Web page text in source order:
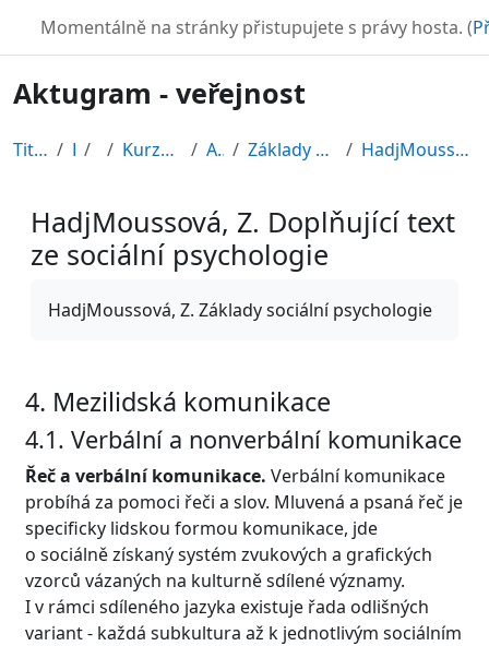
TURBO
Momentálně na stránky přistupujete s právy hosta. (
Aktugram - veřejnost
Titulní stránka Kurzy CDV Kurzy připravené v rámci ESF AKTUGRAM Základy psychologie, sociální psychologie HadjMoussová, Z. Doplňující text ze sociální psych...
HadjMoussová, Z. Doplňující text
ze sociální psychologie
HadjMoussová, Z. Základy sociální psychologie
4. Mezilidská komunikace
4.1. Verbální a nonverbální komunikace
Řeč a verbální komunikace. Verbální komunikace
probíhá za pomoci řeči a slov. Mluvená a psaná řeč je
specificky lidskou formou komunikace, jde
o sociálně získaný systém zvukových a grafických
vzorců vázaných na kulturně sdílené významy.
I v rámci sdíleného jazyka existuje řada odlišných
variant - každá subkultura až k jednotlivým sociálním